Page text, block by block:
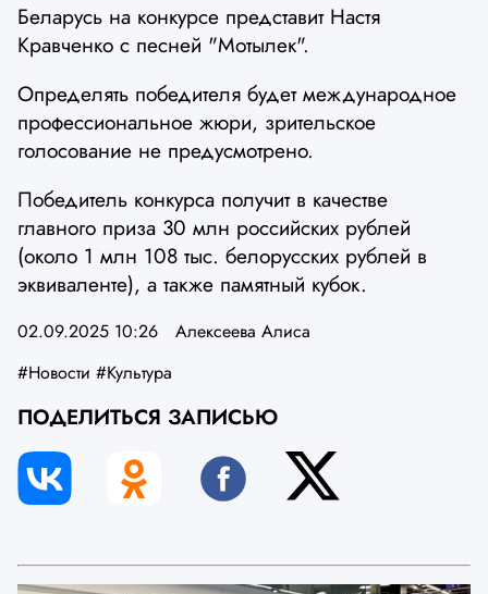
Беларусь на конкурсе представит Настя
Кравченко с песней "Мотылек".
Определять победителя будет международное
профессиональное жюри, зрительское
голосование не предусмотрено.
Победитель конкурса получит в качестве
главного приза 30 млн российских рублей
(около 1 млн 108 тыс. белорусских рублей в
эквиваленте), а также памятный кубок.
02.09.2025 10:26
Алексеева Алиса
#Новости #Культура
ПОДЕЛИТЬСЯ ЗАПИСЬЮ